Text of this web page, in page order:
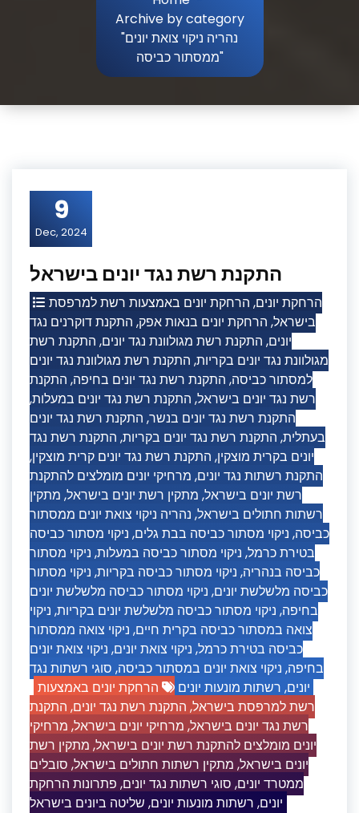
Archive by category
"נהריה ניקוי צואת יונים
ממסתור כביסה"
9
Dec, 2024
התקנת רשת נגד יונים בישראל
הרחקת יונים, הרחקת יונים באמצעות רשת למרפסת
בישראל, הרחקת יונים בנאות אפק, התקנת דוקרנים נגד
יונים, התקנת רשת מגולוונת נגד יונים, התקנת רשת
מגולוונת נגד יונים בקריות, התקנת רשת מגולוונת נגד יונים
למסתור כביסה, התקנת רשת נגד יונים בחיפה, התקנת
רשת נגד יונים בישראל, התקנת רשת נגד יונים במעלות,
התקנת רשת נגד יונים בנשר, התקנת רשת נגד יונים
בעתלית, התקנת רשת נגד יונים בקריות, התקנת רשת נגד
יונים בקרית מוצקין, התקנת רשת נגד יונים קרית מוצקין,
התקנת רשתות נגד יונים, מרחיקי יונים מומלצים להתקנת
רשת יונים בישראל, מתקין רשת יונים בישראל, מתקין
רשתות חתולים בישראל, נהריה ניקוי צואת יונים ממסתור
כביסה, ניקוי מסתור כביסה בבת גלים, ניקוי מסתור כביסה
בטירת כרמל, ניקוי מסתור כביסה במעלות, ניקוי מסתור
כביסה בנהריה, ניקוי מסתור כביסה בקריות, ניקוי מסתור
כביסה מלשלשת יונים, ניקוי מסתור כביסה מלשלשת יונים
בחיפה, ניקוי מסתור כביסה מלשלשת יונים בקריות, ניקוי
צואה במסתור כביסה בקרית חיים, ניקוי צואה ממסתור
כביסה בטירת כרמל, ניקוי צואת יונים, ניקוי צואת יונים
בחיפה, ניקוי צואת יונים במסתור כביסה, סוגי רשתות נגד
יונים, רשתות מונעות יונים
הרחקת יונים באמצעות
רשת למרפסת בישראל, התקנת רשת נגד יונים, התקנת
רשת נגד יונים בישראל, מרחיקי יונים בישראל, מרחיקי
יונים מומלצים להתקנת רשת יונים בישראל, מתקין רשת
יונים בישראל, מתקין רשתות חתולים בישראל, סובלים
ממטרד יונים, סוגי רשתות נגד יונים, פתרונות הרחקת
יונים, רשתות מונעות יונים, שליטה ביונים בישראל